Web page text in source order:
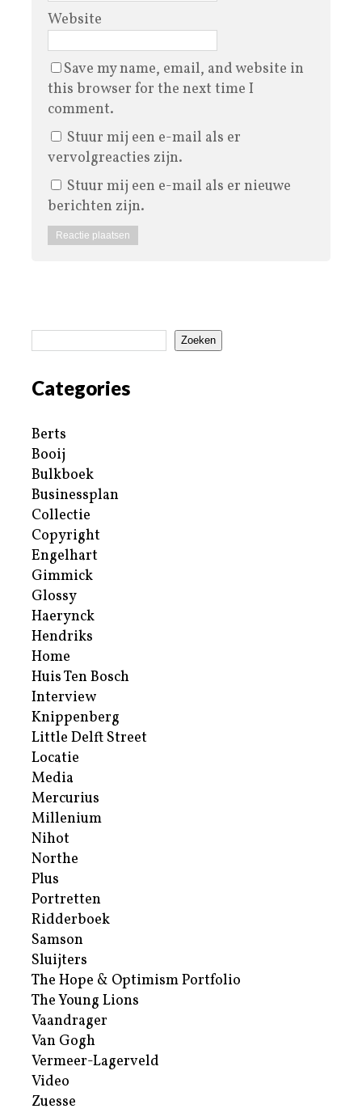
Website
Save my name, email, and website in
this browser for the next time I
comment.
Stuur mij een e-mail als er
vervolgreacties zijn.
Stuur mij een e-mail als er nieuwe
berichten zijn.
Zoeken
Categories
Berts
Booij
Bulkboek
Businessplan
Collectie
Copyright
Engelhart
Gimmick
Glossy
Haerynck
Hendriks
Home
Huis Ten Bosch
Interview
Knippenberg
Little Delft Street
Locatie
Media
Mercurius
Millenium
Nihot
Northe
Plus
Portretten
Ridderboek
Samson
Sluijters
The Hope & Optimism Portfolio
The Young Lions
Vaandrager
Van Gogh
Vermeer-Lagerveld
Video
Zuesse